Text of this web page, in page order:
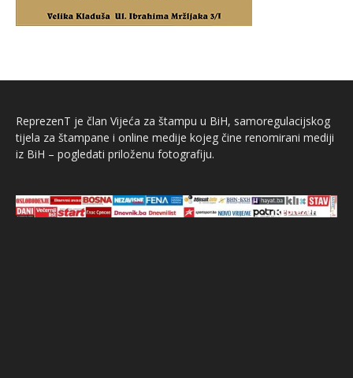
ReprezenT je član Vijeća za štampu u BiH, samoregulacijskog
tijela za štampane i online medije kojeg čine renomirani mediji
iz BiH – pogledati priloženu fotografiju.